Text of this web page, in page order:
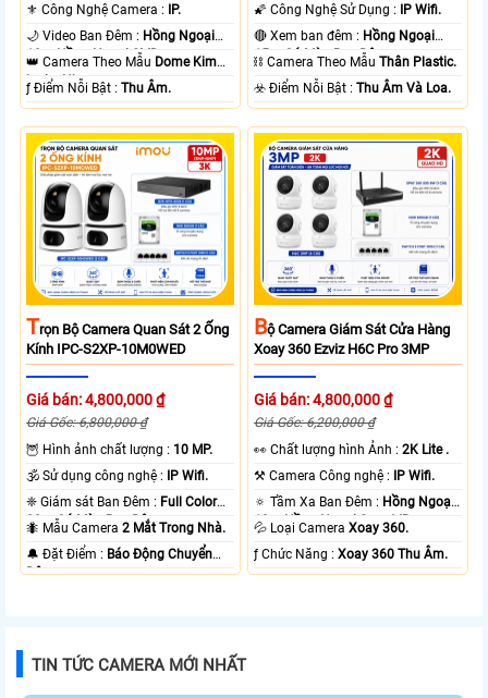
⚜️ Công Nghệ Camera : IP.
🌙 Video Ban Đêm : Hồng Ngoại
10m Hồng Ngoại SMD.
👑 Camera Theo Mẫu Dome Kim
loại + Nhựa.
️ƒ Điểm Nỗi Bật :Thu Âm.
🌠 Công Nghệ Sử Dụng : IP Wifi.
🔴 Xem ban đêm : Hồng Ngoại
15m Có Màu Ban Ðêm.
⛓ Camera Theo MẫuThân Plastic.
️☣️ Điểm Nỗi Bật :Thu Âm Và Loa.
TRọn Bộ Camera Quan Sát 2 Ống
Kính IPC-S2XP-10M0WED
Giá bán: 4,800,000 ₫
Giá Gốc: 6,800,000 ₫
🦉 Hình ảnh chất lượng : 10 MP.
🕉️ Sử dụng công nghệ :
IP Wifi.
❈ Giám sát Ban Đêm : Full Color
20m Có Màu Ban Ðêm.
🐜 Mẫu Camera2 Mắt Trong Nhà.
️🔔 Đặt Điểm : Báo Động Chuyển
Động.
BỘ Camera Giám Sát Cửa Hàng
Xoay 360 Ezviz H6C Pro 3MP
Giá bán: 4,800,000 ₫
Giá Gốc: 6,200,000 ₫
️👀 Chất lượng hình Ảnh :2K Lite .
⚒ Camera Công nghệ :
IP Wifi.
🔅 Tầm Xa Ban Đêm : Hồng Ngoại
10m Hồng Ngoại Smart IR.
💦 Loại CameraXoay 360.
️ƒ Chức Năng :Xoay 360 Thu Âm.
TIN TỨC CAMERA MỚI NHẤT